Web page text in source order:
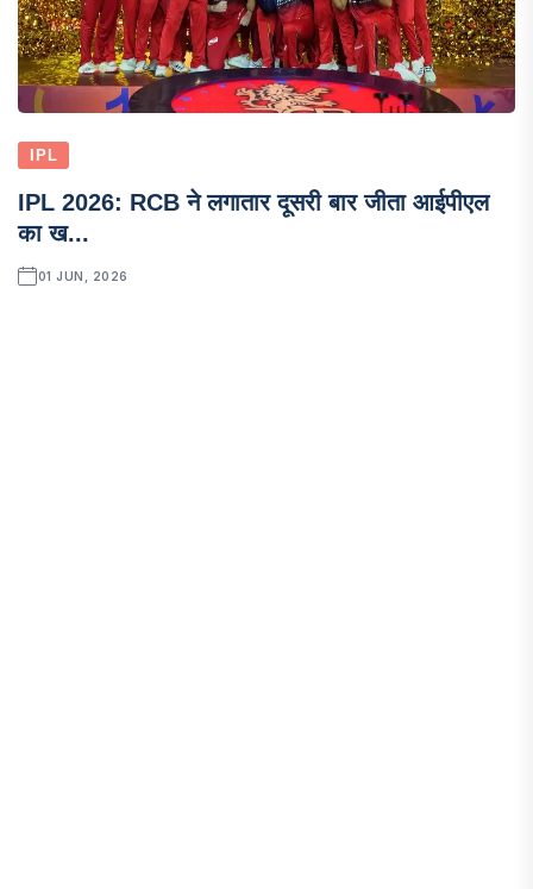
IPL
IPL 2026: RCB ने लगातार दूसरी बार जीता आईपीएल
का ख...
01 JUN, 2026